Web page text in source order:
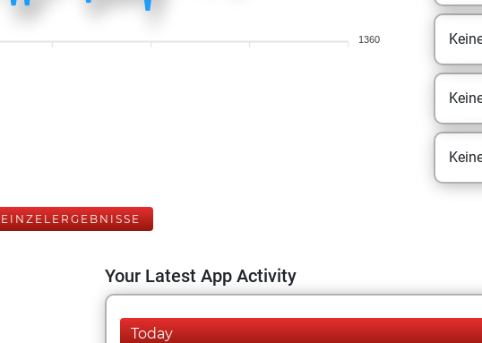
1360
EINZELERGEBNISSE
Your Latest App Activity
Today